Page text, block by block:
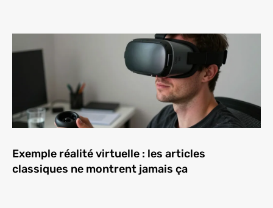
Exemple réalité virtuelle : les articles
classiques ne montrent jamais ça